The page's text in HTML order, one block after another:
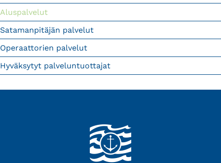
Aluspalvelut
Satamanpitäjän palvelut
Operaattorien palvelut
Hyväksytyt palveluntuottajat